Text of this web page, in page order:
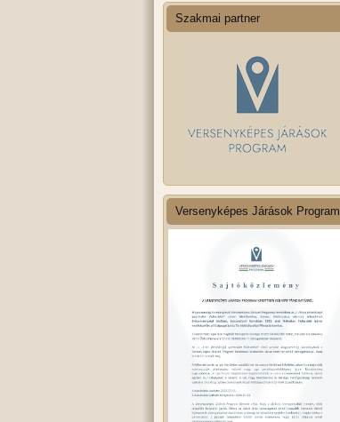
Szakmai partner
Versenyképes Járások Program